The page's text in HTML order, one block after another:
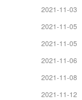
2021-11-03
2021-11-05
2021-11-05
2021-11-06
2021-11-08
2021-11-12